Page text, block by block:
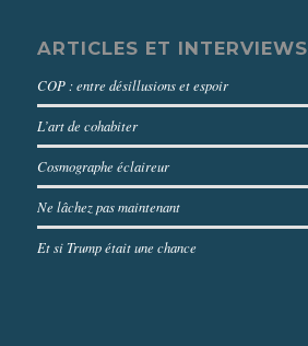
ARTICLES ET INTERVIEWS
COP : entre désillusions et espoir
L’art de cohabiter
Cosmographe éclaireur
Ne lâchez pas maintenant
Et si Trump était une chance